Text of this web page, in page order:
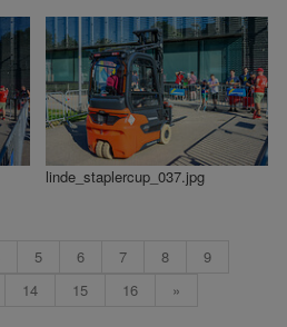
linde_staplercup_037.jpg
5 6 7 8
9
14 15 16 »